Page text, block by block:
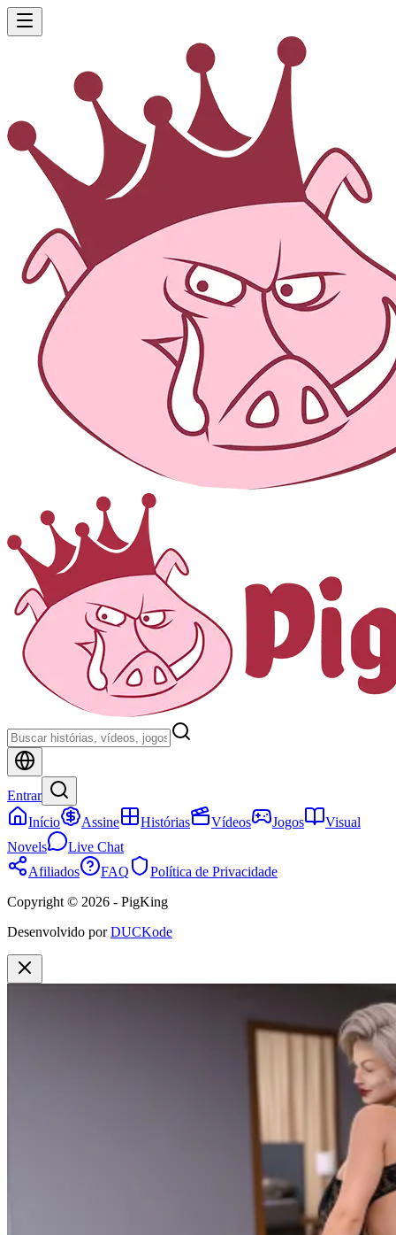
Entrar
Início
Assine Histórias Vídeos Jogos
Visual
Novels
Live Chat
Afiliados
FAQ
Política de Privacidade
Copyright © 2026 - PigKing
Desenvolvido por DUCKode